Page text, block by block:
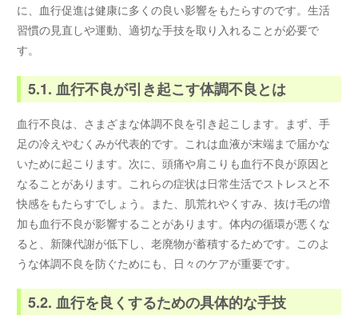
に、血行促進は健康に多くの良い影響をもたらすのです。生活
習慣の見直しや運動、適切な手技を取り入れることが必要で
す。
5.1. 血行不良が引き起こす体調不良とは
血行不良は、さまざまな体調不良を引き起こします。まず、手
足の冷えやむくみが代表的です。これは血液が末端まで届かな
いために起こります。次に、頭痛や肩こりも血行不良が原因と
なることがあります。これらの症状は日常生活でストレスと不
快感をもたらすでしょう。また、肌荒れやくすみ、抜け毛の増
加も血行不良が影響することがあります。体内の循環が悪くな
ると、新陳代謝が低下し、老廃物が蓄積するためです。このよ
うな体調不良を防ぐためにも、日々のケアが重要です。
5.2. 血行を良くするための具体的な手技